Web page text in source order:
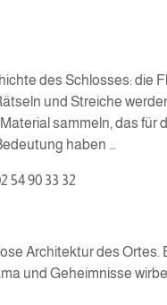
des Schlosses: die
und Streiche
sammeln, das für
haben …
54 90 33 32
Architektur des Ortes.
und Geheimnisse